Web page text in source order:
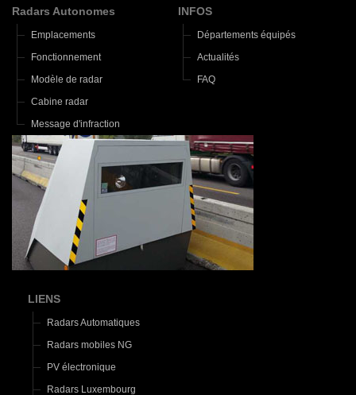
Radars Autonomes
Emplacements
Fonctionnement
Modèle de radar
Cabine radar
Message d'infraction
INFOS
Départements équipés
Actualités
FAQ
LIENS
Radars Automatiques
Radars mobiles NG
PV électronique
Radars Luxembourg